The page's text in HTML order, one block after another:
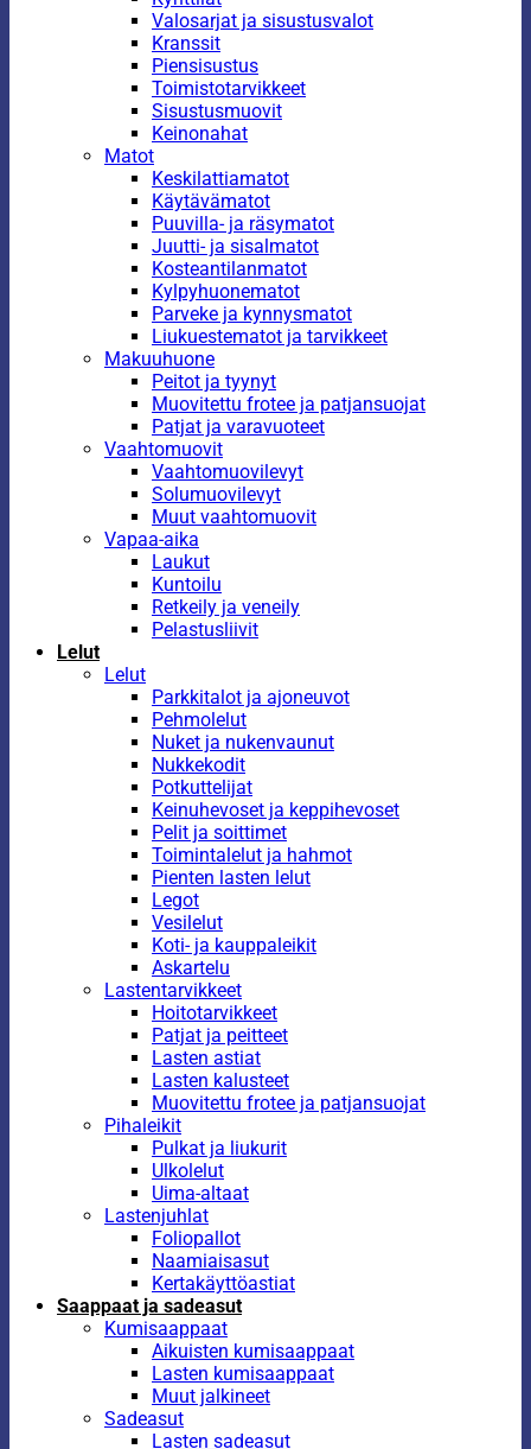
Valosarjat ja sisustusvalot
Kranssit
Piensisustus
Toimistotarvikkeet
Sisustusmuovit
Keinonahat
Matot
Keskilattiamatot
Käytävämatot
Puuvilla- ja räsymatot
Juutti- ja sisalmatot
Kosteantilanmatot
Kylpyhuonematot
Parveke ja kynnysmatot
Liukuestematot ja tarvikkeet
Makuuhuone
Peitot ja tyynyt
Muovitettu frotee ja patjansuojat
Patjat ja varavuoteet
Vaahtomuovit
Vaahtomuovilevyt
Solumuovilevyt
Muut vaahtomuovit
Vapaa-aika
Laukut
Kuntoilu
Retkeily ja veneily
Pelastusliivit
Lelut
Lelut
Parkkitalot ja ajoneuvot
Pehmolelut
Nuket ja nukenvaunut
Nukkekodit
Potkuttelijat
Keinuhevoset ja keppihevoset
Pelit ja soittimet
Toimintalelut ja hahmot
Pienten lasten lelut
Legot
Vesilelut
Koti- ja kauppaleikit
Askartelu
Lastentarvikkeet
Hoitotarvikkeet
Patjat ja peitteet
Lasten astiat
Lasten kalusteet
Muovitettu frotee ja patjansuojat
Pihaleikit
Pulkat ja liukurit
Ulkolelut
Uima-altaat
Lastenjuhlat
Foliopallot
Naamiaisasut
Kertakäyttöastiat
Saappaat ja sadeasut
Kumisaappaat
Aikuisten kumisaappaat
Lasten kumisaappaat
Muut jalkineet
Sadeasut
Lasten sadeasut